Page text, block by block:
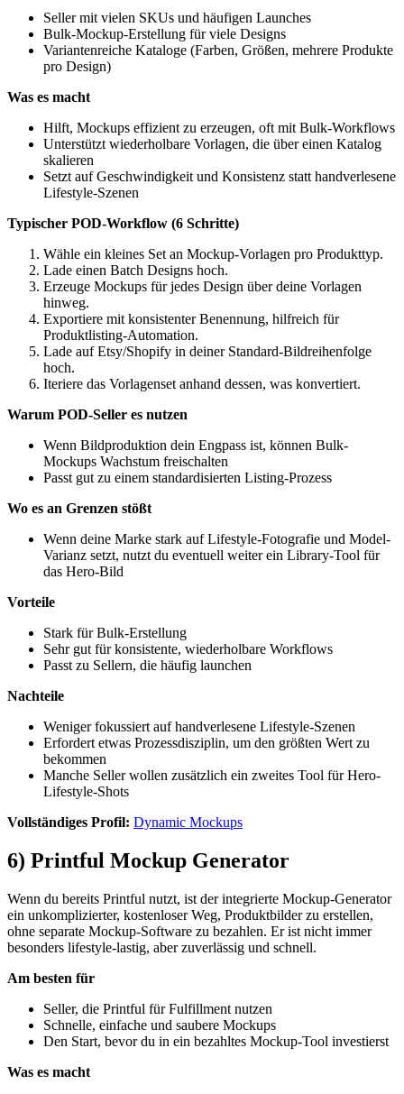
Seller mit vielen SKUs und häufigen Launches
Bulk-Mockup-Erstellung für viele Designs
Variantenreiche Kataloge (Farben, Größen, mehrere Produkte
pro Design)
Was es macht
Hilft, Mockups effizient zu erzeugen, oft mit Bulk-Workflows
Unterstützt wiederholbare Vorlagen, die über einen Katalog
skalieren
Setzt auf Geschwindigkeit und Konsistenz statt handverlesene
Lifestyle-Szenen
Typischer POD-Workflow (6 Schritte)
Wähle ein kleines Set an Mockup-Vorlagen pro Produkttyp.
Lade einen Batch Designs hoch.
Erzeuge Mockups für jedes Design über deine Vorlagen
hinweg.
Exportiere mit konsistenter Benennung, hilfreich für
Produktlisting-Automation.
Lade auf Etsy/Shopify in deiner Standard-Bildreihenfolge
hoch.
Iteriere das Vorlagenset anhand dessen, was konvertiert.
Warum POD-Seller es nutzen
Wenn Bildproduktion dein Engpass ist, können Bulk-
Mockups Wachstum freischalten
Passt gut zu einem standardisierten Listing-Prozess
Wo es an Grenzen stößt
Wenn deine Marke stark auf Lifestyle-Fotografie und Model-
Varianz setzt, nutzt du eventuell weiter ein Library-Tool für
das Hero-Bild
Vorteile
Stark für Bulk-Erstellung
Sehr gut für konsistente, wiederholbare Workflows
Passt zu Sellern, die häufig launchen
Nachteile
Weniger fokussiert auf handverlesene Lifestyle-Szenen
Erfordert etwas Prozessdisziplin, um den größten Wert zu
bekommen
Manche Seller wollen zusätzlich ein zweites Tool für Hero-
Lifestyle-Shots
Vollständiges Profil: Dynamic Mockups
6) Printful Mockup Generator
Wenn du bereits Printful nutzt, ist der integrierte Mockup-Generator
ein unkomplizierter, kostenloser Weg, Produktbilder zu erstellen,
ohne separate Mockup-Software zu bezahlen. Er ist nicht immer
besonders lifestyle-lastig, aber zuverlässig und schnell.
Am besten für
Seller, die Printful für Fulfillment nutzen
Schnelle, einfache und saubere Mockups
Den Start, bevor du in ein bezahltes Mockup-Tool investierst
Was es macht